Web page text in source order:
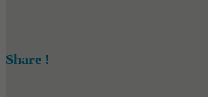
Share !